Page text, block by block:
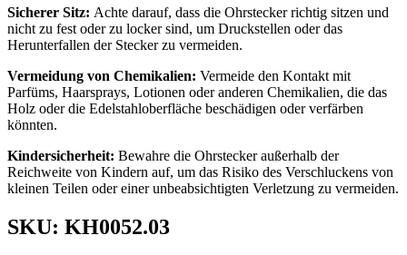
Sicherer Sitz: Achte darauf, dass die Ohrstecker richtig sitzen und
nicht zu fest oder zu locker sind, um Druckstellen oder das
Herunterfallen der Stecker zu vermeiden.
Vermeidung von Chemikalien: Vermeide den Kontakt mit
Parfüms, Haarsprays, Lotionen oder anderen Chemikalien, die das
Holz oder die Edelstahloberfläche beschädigen oder verfärben
könnten.
Kindersicherheit: Bewahre die Ohrstecker außerhalb der
Reichweite von Kindern auf, um das Risiko des Verschluckens von
kleinen Teilen oder einer unbeabsichtigten Verletzung zu vermeiden.
SKU: KH0052.03